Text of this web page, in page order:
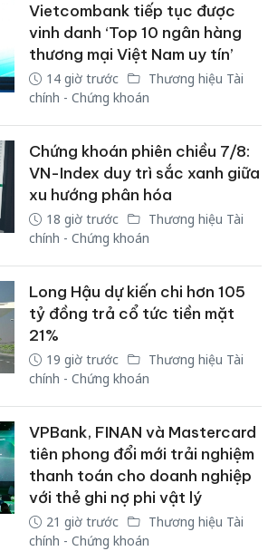
Vietcombank tiếp tục được
vinh danh ‘Top 10 ngân hàng
thương mại Việt Nam uy tín’
14 giờ trước
Thương hiệu Tài
chính - Chứng khoán
Chứng khoán phiên chiều 7/8:
VN-Index duy trì sắc xanh giữa
xu hướng phân hóa
18 giờ trước
Thương hiệu Tài
chính - Chứng khoán
Long Hậu dự kiến chi hơn 105
tỷ đồng trả cổ tức tiền mặt
21%
19 giờ trước
Thương hiệu Tài
chính - Chứng khoán
VPBank, FINAN và Mastercard
tiên phong đổi mới trải nghiệm
thanh toán cho doanh nghiệp
với thẻ ghi nợ phi vật lý
21 giờ trước
Thương hiệu Tài
chính - Chứng khoán